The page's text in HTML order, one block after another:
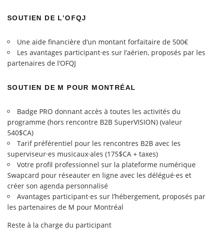
SOUTIEN DE L’OFQJ
Une aide financière d’un montant forfaitaire de 500€
Les avantages participant·es sur l’aérien, proposés par les
partenaires de l’OFQJ
SOUTIEN DE M POUR MONTRÉAL
Badge PRO donnant accès à toutes les activités du
programme (hors rencontre B2B SuperVISION) (valeur
540$CA)
Tarif préférentiel pour les rencontres B2B avec les
superviseur·es musicaux·ales (175$CA + taxes)
Votre profil professionnel sur la plateforme numérique
Swapcard pour réseauter en ligne avec les délégué·es et
créer son agenda personnalisé
Avantages participant·es sur l’hébergement, proposés par
les partenaires de M pour Montréal
Reste à la charge du participant